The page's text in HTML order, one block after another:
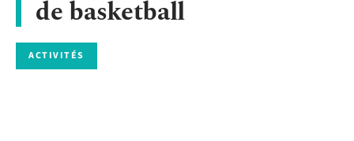
de basketball
ACTIVITÉS